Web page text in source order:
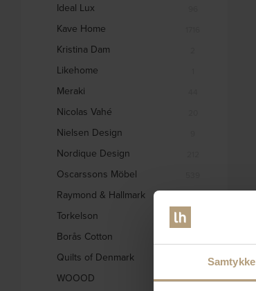
Samtykke
Ideal Lux
Kave Home
Kristina Dam
Likehome
Meraki
Nicolas Vahé
Nielsen Design
Nordique Design
Oscarssons Möbel
Raymond & Hallmark
Torkelson
Borås Cotton
Quilts of Denmark
WOOOD 2225